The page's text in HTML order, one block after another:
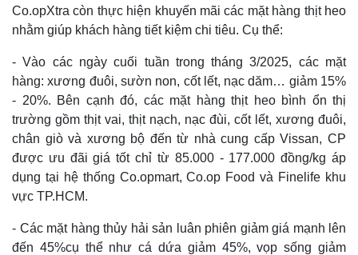
Pháp luật
Vụ án
Tin nóng
Tư vấn luật
Quân sự - Quốc phòng
Việt Nam
Phân tích
Co.opXtra còn thực hiện khuyến mãi các mặt hàng thịt heo
nhằm giúp khách hàng tiết kiệm chi tiêu. Cụ thể:
- Vào các ngày cuối tuần trong tháng 3/2025, các mặt
hàng: xương đuôi, sườn non, cốt lết, nạc dăm… giảm 15%
- 20%. Bên cạnh đó, các mặt hàng thịt heo bình ổn thị
trường gồm thịt vai, thịt nạch, nạc đùi, cốt lết, xương đuôi,
chân giò và xương bộ đến từ nhà cung cấp Vissan, CP
được ưu đãi giá tốt chỉ từ 85.000 - 177.000 đồng/kg áp
dụng tại hệ thống Co.opmart, Co.op Food và Finelife khu
vực TP.HCM.
- Các mặt hàng thủy hải sản luân phiên giảm giá mạnh lên
đến 45%cụ thể như cá dứa giảm 45%, vọp sống giảm